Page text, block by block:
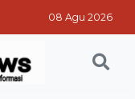
08 Agu 2026